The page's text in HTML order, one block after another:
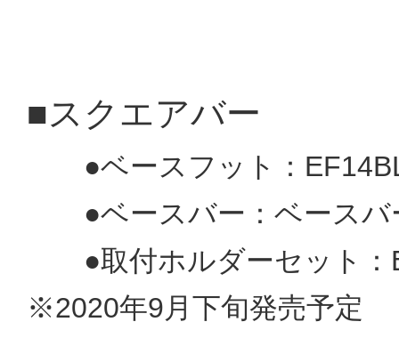
■スクエアバー
●ベースフット：
●ベースバー：ベースバ
●取付ホルダーセット：
※2020年9月下旬発売予定